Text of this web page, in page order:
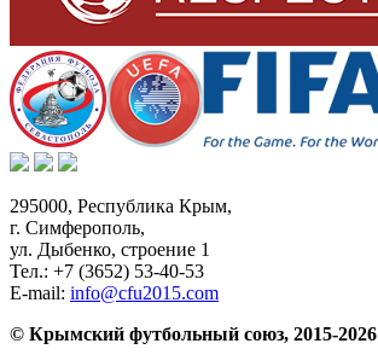
295000, Республика Крым,
г. Симферополь,
ул. Дыбенко, строение 1
Тел.: +7 (3652) 53-40-53
E-mail: info@cfu2015.com
© Крымский футбольный союз, 2015-2026